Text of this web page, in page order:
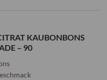
KAUBONBONS
– 90